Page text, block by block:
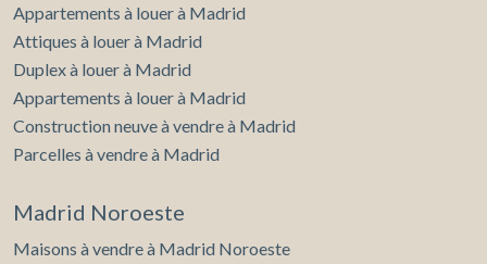
Appartements à louer à Madrid
Attiques à louer à Madrid
Duplex à louer à Madrid
Appartements à louer à Madrid
Construction neuve à vendre à Madrid
Parcelles à vendre à Madrid
Madrid Noroeste
Maisons à vendre à Madrid Noroeste